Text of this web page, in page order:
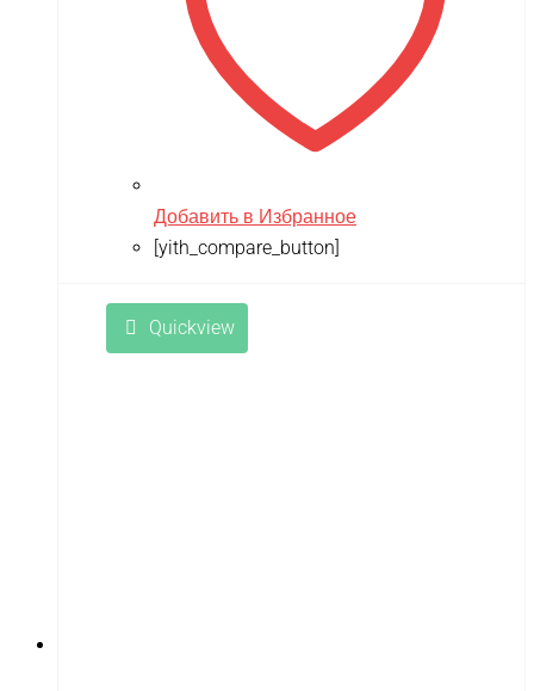
Добавить в Избранное
[yith_compare_button]
Quickview